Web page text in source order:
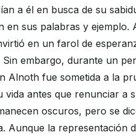
a él en busca de su
sus palabras y ejemplo.
en un farol de
embargo, durante un
Alnoth fue sometida a la
antes que renunciar a
oscuros, pero se
Aunque la representación